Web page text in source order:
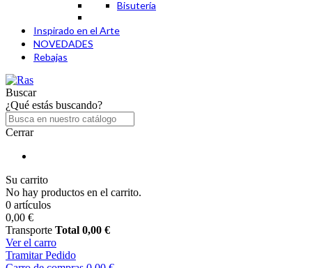
Bisutería
Inspirado en el Arte
NOVEDADES
Rebajas
Buscar
¿Qué estás buscando?
Cerrar
Su carrito
No hay productos en el carrito.
0 artículos
0,00 €
Transporte Total 0,00 €
Ver el carro
Tramitar Pedido